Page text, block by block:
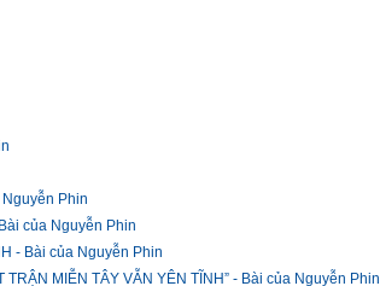
Nguyễn Phin
của Nguyễn Phin
- Bài của Nguyễn Phin
MIỄN TÂY VẪN YÊN TĨNH” - Bài của Nguyễn Phin